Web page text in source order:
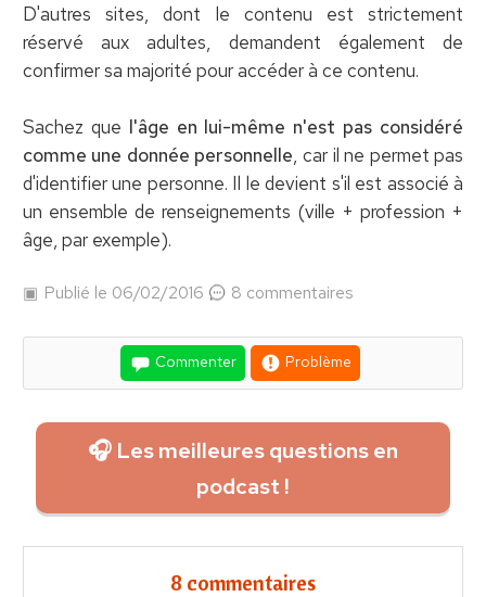
D'autres sites, dont le contenu est strictement
réservé aux adultes, demandent également de
confirmer sa majorité pour accéder à ce contenu.
Sachez que l'âge en lui-même n'est pas considéré
comme une donnée personnelle, car il ne permet pas
d'identifier une personne. Il le devient s'il est associé à
un ensemble de renseignements (ville + profession +
âge, par exemple).
Publié le 06/02/2016 8 commentaires
Commenter Problème
🎧 Les meilleures questions en
podcast !
8 commentaires